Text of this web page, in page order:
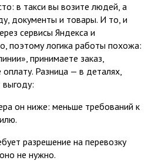
в такси вы возите людей, а
документы и товары. И то, и
сервисы Яндекса и
поэтому логика работы похожа:
принимаете заказ,
Разница — в деталях,
он ниже: меньше требований к
разрешение на перевозку
не нужно.